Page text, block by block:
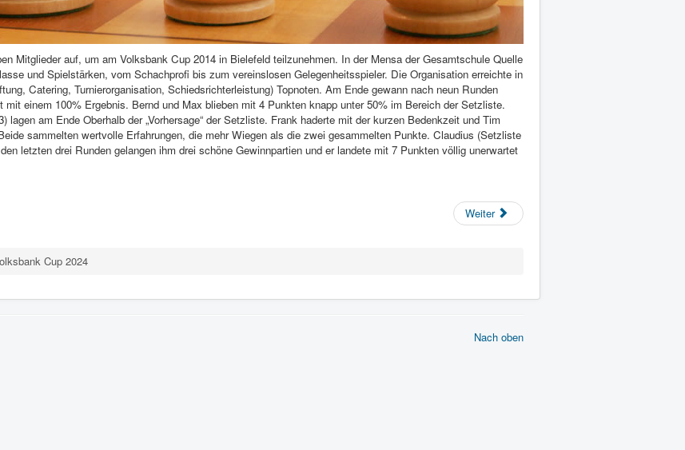
Mitglieder auf, um am Volksbank Cup 2014 in Bielefeld teilzunehmen. In der Mensa der Gesamtschule Quelle
und Spielstärken, vom Schachprofi bis zum vereinslosen Gelegenheitsspieler. Die Organisation erreichte in
Catering, Turnierorganisation, Schiedsrichterleistung) Topnoten. Am Ende gewann nach neun Runden
einem 100% Ergebnis. Bernd und Max blieben mit 4 Punkten knapp unter 50% im Bereich der Setzliste.
lagen am Ende Oberhalb der „Vorhersage“ der Setzliste. Frank haderte mit der kurzen Bedenkzeit und Tim
sammelten wertvolle Erfahrungen, die mehr Wiegen als die zwei gesammelten Punkte. Claudius (Setzliste
letzten drei Runden gelangen ihm drei schöne Gewinnpartien und er landete mit 7 Punkten völlig unerwartet
Weiter
Cup 2024
Nach oben